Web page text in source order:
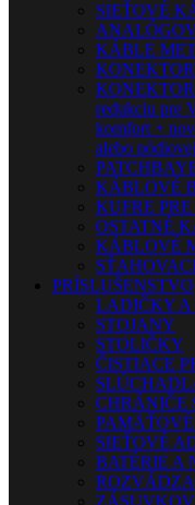
SIEŤOVÉ
KÁBLE
redukciu pre
komfort +
alebo
KÁBLOVÉ
KUFRE
OSTATNÉ
KÁBLOVÉ
PRÍSLUŠENSTVO
LADIČKY A
STOJANY
STOLIČKY
ČISTIACE
CHRÁNIČE
SIEŤOVÉ
BATÉRIE A